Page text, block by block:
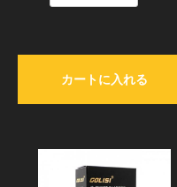
カートに入れる